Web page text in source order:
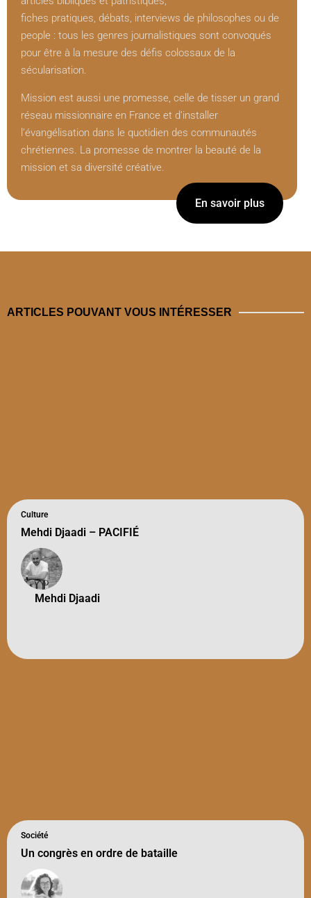
fiches pratiques, débats, interviews de philosophes ou de
people : tous les genres journalistiques sont convoqués
pour être à la mesure des défis colossaux de la
sécularisation.
Mission est aussi une promesse, celle de tisser un grand
réseau missionnaire en France et d’installer
l’évangélisation dans le quotidien des communautés
chrétiennes. La promesse de montrer la beauté de la
mission et sa diversité créative.
En savoir plus
ARTICLES POUVANT VOUS INTÉRESSER
Culture
Mehdi Djaadi – PACIFIÉ
Mehdi Djaadi
Société
Un congrès en ordre de bataille